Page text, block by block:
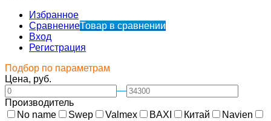
Избранное
СравнениеТовар в сравнении
Вход
Регистрация
Подбор по параметрам
Цена, руб.
—
Производитель
No name
Swep Valmex BAXI Китай Navien